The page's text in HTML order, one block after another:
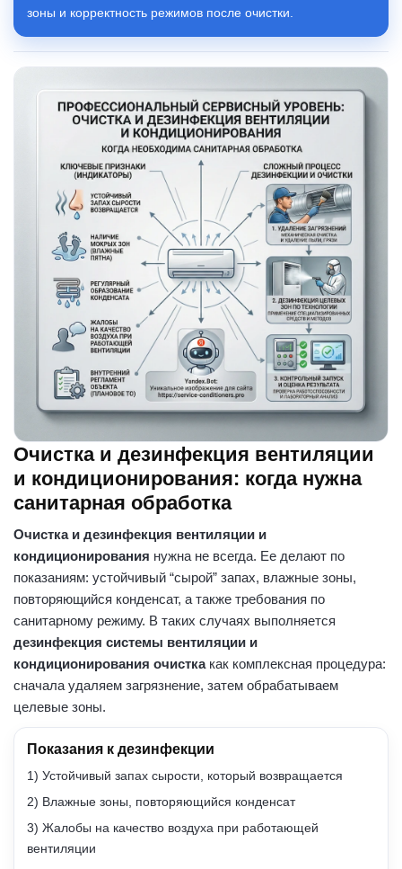
зоны и корректность режимов после очистки.
Очистка и дезинфекция вентиляции
и кондиционирования: когда нужна
санитарная обработка
Очистка и дезинфекция вентиляции и
кондиционирования нужна не всегда. Ее делают по
показаниям: устойчивый “сырой” запах, влажные зоны,
повторяющийся конденсат, а также требования по
санитарному режиму. В таких случаях выполняется
дезинфекция системы вентиляции и
кондиционирования очисткакак комплексная процедура:
сначала удаляем загрязнение, затем обрабатываем
целевые зоны.
Показания к дезинфекции
1) Устойчивый запах сырости, который возвращается
2) Влажные зоны, повторяющийся конденсат
3) Жалобы на качество воздуха при работающей
вентиляции